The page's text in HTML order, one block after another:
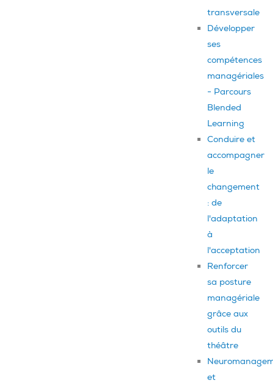
transversale
Développer
ses
compétences
managériales
- Parcours
Blended
Learning
Conduire et
accompagner
le
changement
: de
l'adaptation
à
l'acceptation
Renforcer
sa posture
managériale
grâce aux
outils du
théâtre
et